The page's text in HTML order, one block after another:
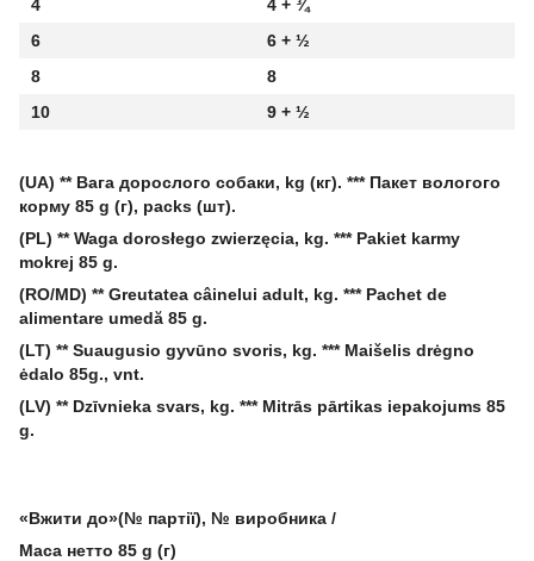
4
4 + ¾
6
6 + ½
8
8
10
9 + ½
(UA) ** Вага дорослого собаки, kg (кг). *** Пакет вологого
корму 85 g (г), packs (шт).
(PL) ** Waga dorosłego zwierzęcia, kg. *** Pakiet karmy
mokrej 85 g.
(RO/MD) ** Greutatea câinelui adult, kg. *** Pachet de
alimentare umedă 85 g.
(LT) ** Suaugusio gyvūno svoris, kg. *** Maišelis drėgno
ėdalo 85g., vnt.
(LV) ** Dzīvnieka svars, kg. *** Mitrās pārtikas iepakojums 85
g.
«Вжити до»(№ партії), № виробника /
Маса нетто 85 g (г)